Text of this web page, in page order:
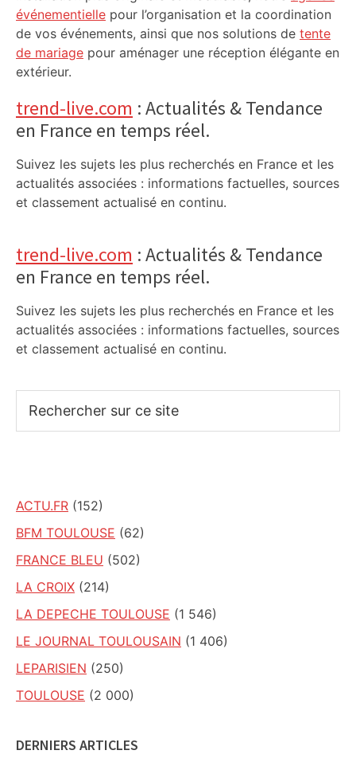
événementielle pour l’organisation et la coordination
de vos événements, ainsi que nos solutions de tente
de mariage pour aménager une réception élégante en
extérieur.
trend-live.com : Actualités & Tendance
en France en temps réel.
Suivez les sujets les plus recherchés en France et les
actualités associées : informations factuelles, sources
et classement actualisé en continu.
trend-live.com : Actualités & Tendance
en France en temps réel.
Suivez les sujets les plus recherchés en France et les
actualités associées : informations factuelles, sources
et classement actualisé en continu.
sur
ACTU.FR (152)
BFM TOULOUSE (62)
FRANCE BLEU (502)
LA CROIX (214)
LA DEPECHE TOULOUSE (1 546)
LE JOURNAL TOULOUSAIN (1 406)
LEPARISIEN (250)
TOULOUSE (2 000)
DERNIERS ARTICLES